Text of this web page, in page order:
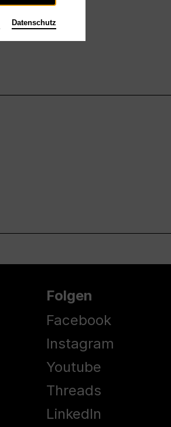
Folgen
Facebook
Instagram
Youtube
Threads
LinkedIn
Datenschutz